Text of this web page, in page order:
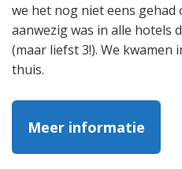
we het nog niet eens gehad
aanwezig was in alle hotels
(maar liefst 3!). We
thuis.
Meer informatie